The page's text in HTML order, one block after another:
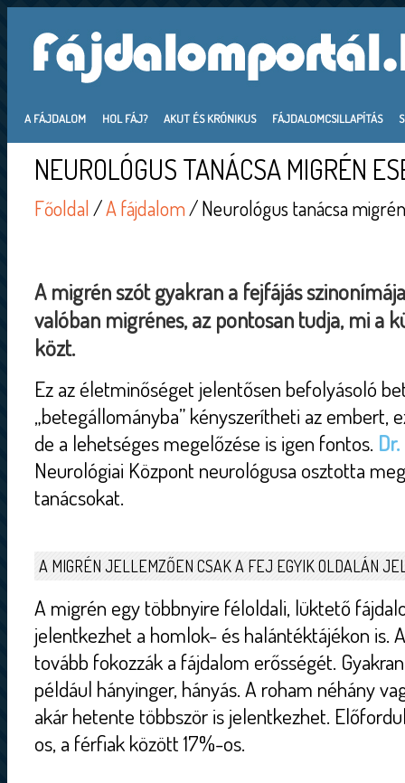
A FÁJDALOM HOL FÁJ? AKUT ÉS KRÓNIKUS FÁJDALOMCSILLAPÍTÁS
NEUROLÓGUS TANÁCSA MIGRÉN
Főoldal/A fájdalom/ Neurológus tanácsa
A migrén szót gyakran a fejfájás
valóban migrénes, az pontosan tudja, mi a
közt.
Ez az életminőséget jelentősen befolyásoló
„betegállományba” kényszerítheti az embert,
de a lehetséges megelőzése is igen fontos.
Neurológiai Központ neurológusa osztotta
tanácsokat.
A MIGRÉN JELLEMZŐEN CSAK A FEJ EGYIK OLDALÁN
A migrén egy többnyire féloldali, lüktető
jelentkezhet a homlok- és halántéktájékon is.
tovább fokozzák a fájdalom erősségét.
például hányinger, hányás. A roham néhány
akár hetente többször is jelentkezhet.
os, a férfiak között 17%-os.